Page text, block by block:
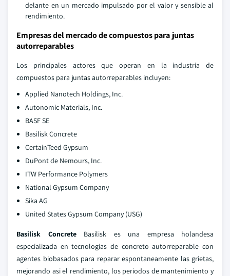
delante en un mercado impulsado por el valor y sensible al
rendimiento.
Empresas del mercado de compuestos para juntas
autorreparables
Los principales actores que operan en la industria de
compuestos para juntas autorreparables incluyen:
Applied Nanotech Holdings, Inc.
Autonomic Materials, Inc.
BASF SE
Basilisk Concrete
CertainTeed Gypsum
DuPont de Nemours, Inc.
ITW Performance Polymers
National Gypsum Company
Sika AG
United States Gypsum Company (USG)
Basilisk ConcreteBasilisk es una empresa holandesa
especializada en tecnologias de concreto autorreparable con
agentes biobasados para reparar espontaneamente las grietas,
mejorando asi el rendimiento, los periodos de mantenimiento y